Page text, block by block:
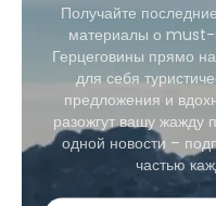
Получайте
материалы о must-
Герцеговины прямо
для себя
предложения и
разожгут вашу жажду
одной новости –
частью